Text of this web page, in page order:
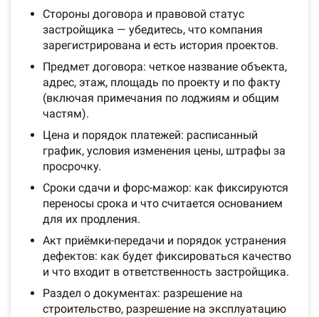
Стороны договора и правовой статус
застройщика — убедитесь, что компания
зарегистрирована и есть история проектов.
Предмет договора: четкое название объекта,
адрес, этаж, площадь по проекту и по факту
(включая примечания по лоджиям и общим
частям).
Цена и порядок платежей: расписанный
график, условия изменения цены, штрафы за
просрочку.
Сроки сдачи и форс-мажор: как фиксируются
переносы срока и что считается основанием
для их продления.
Акт приёмки-передачи и порядок устранения
дефектов: как будет фиксироваться качество
и что входит в ответственность застройщика.
Раздел о документах: разрешение на
строительство, разрешение на эксплуатацию